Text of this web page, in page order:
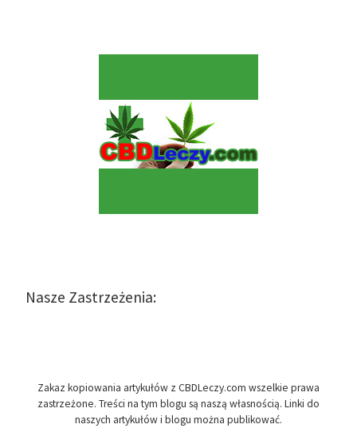
Nasze Zastrzeżenia:
Zakaz kopiowania artykułów z CBDLeczy.com wszelkie prawa
zastrzeżone. Treści na tym blogu są naszą własnością. Linki do
naszych artykułów i blogu można publikować.